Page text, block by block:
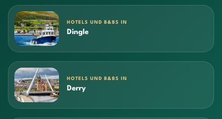
HOTELS UND B&BS IN
Dingle
HOTELS UND B&BS IN
Derry